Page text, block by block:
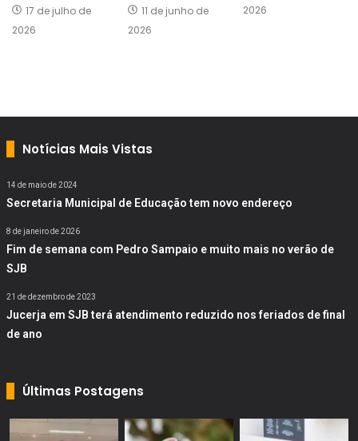
17 de julho de
2026
11 de junho de
2026
2026
Notícias Mais Vistas
14 de maio de 2024
Secretaria Municipal de Educação tem novo endereço
8 de janeiro de 2026
Fim de semana com Pedro Sampaio e muito mais no verão de
SJB
21 de dezembro de 2023
Jucerja em SJB terá atendimento reduzido nos feriados de final
de ano
Últimas Postagens